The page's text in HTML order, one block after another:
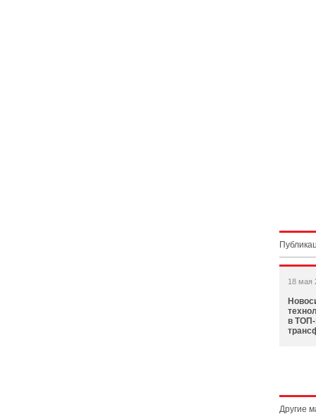
18 мая
в
Другие